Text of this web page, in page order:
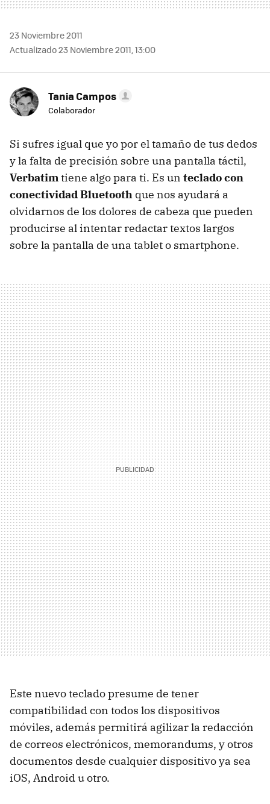
23 Noviembre 2011
Actualizado 23 Noviembre 2011, 13:00
Tania Campos
Colaborador
Si sufres igual que yo por el tamaño de tus dedos
y la falta de precisión sobre una pantalla táctil,
Verbatimtiene algo para ti. Es un teclado con
conectividad Bluetooth que nos ayudará a
olvidarnos de los dolores de cabeza que pueden
producirse al intentar redactar textos largos
sobre la pantalla de una tablet o smartphone.
Este nuevo teclado presume de tener
compatibilidad con todos los dispositivos
móviles, además permitirá agilizar la redacción
de correos electrónicos, memorandums, y otros
documentos desde cualquier dispositivo ya sea
iOS, Android u otro.